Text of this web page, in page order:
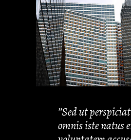
’’Sed ut
omnis iste natus